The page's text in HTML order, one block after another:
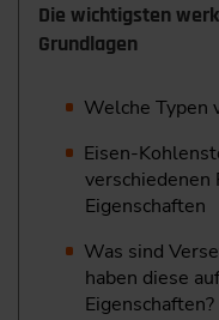
Die wichtigsten
Grundlagen
Welche Typen
Eisen-
verschiedenen
Eigenschaften
Was sind
haben diese
Eigenschaften?